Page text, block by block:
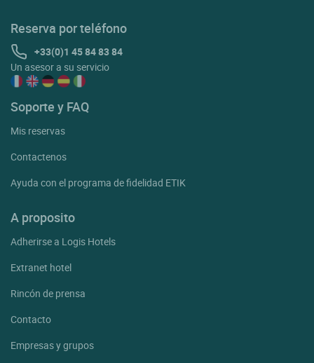
Reserva por teléfono
+33(0)1 45 84 83 84
Un asesor a su servicio
Soporte y FAQ
Mis reservas
Contactenos
Ayuda con el programa de fidelidad ETIK
A proposito
Adherirse a Logis Hotels
Extranet hotel
Rincón de prensa
Contacto
Empresas y grupos